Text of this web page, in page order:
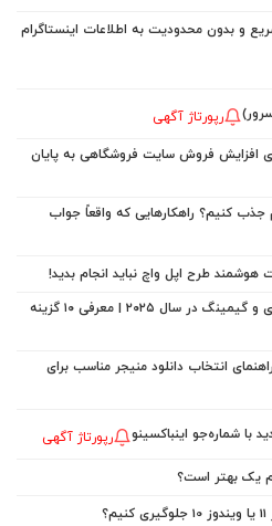
رپورتاژ آگهی
افزایش فروش سایت فروشگاهی به پایان
جذب کنیم؟ راهکارهایی که واقعاً جواب
مناسب‌ترین کارت گرافیک برای بازی و گیمینگ در سال ۲۰۲۵ | معرفی ۱۰ گزینه
انتخاب دانلود منیجر مناسب برای
با شماره‌جو اینباکسینو رپورتاژ آگهی